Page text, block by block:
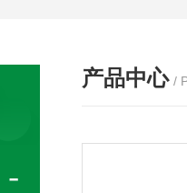
产品中心 /